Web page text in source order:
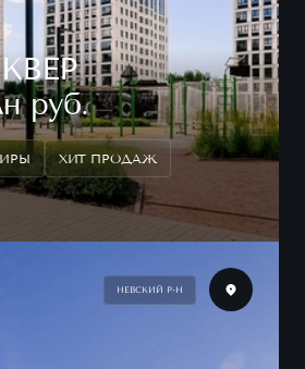
руб.
ХИТ ПРОДАЖ
НЕВСКИЙ Р-Н